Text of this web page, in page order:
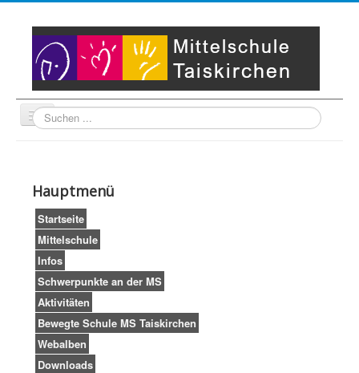
Suche
Impressum
Hauptmenü
Startseite
Mittelschule
Infos
Schwerpunkte an der MS
Aktivitäten
Bewegte Schule MS Taiskirchen
Webalben
Downloads